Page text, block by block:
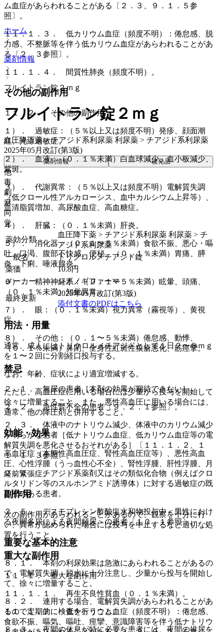
ム血症があらわれることがある〔２．３、９．１．５参
照〕。
１１．１．３． 低カリウム血症（頻度不明）：倦怠感、脱
力感、不整脈等を伴う低カリウム血症があらわれることがあ
る〔２．３参照〕。
１１．１．４． 間質性肺炎（頻度不明）。
その他の副作用
１１．２． その他の副作用
１）． 過敏症：（５％以上又は頻度不明）発疹、顔面潮
紅、光線過敏症。
２）． 血液：（０．１％未満）白血球減少、血小板減少、
紫斑。
３）． 代謝異常：（５％以上又は頻度不明）電解質失調
（低クロール性アルカローシス、血中カルシウム上昇等）、
血清脂質増加、高尿酸血症、高血糖症。
４）． 肝臓：（０．１％未満）肝炎。
５）． 消化器：（０．１〜５％未満）食欲不振、悪心・嘔
吐、口渇、腹部不快感、便秘、（０．１％未満）胃痛、膵
炎、下痢、唾液腺炎。
６）． 精神神経系：（０．１〜５％未満）眩暈、頭痛、
（０．１％未満）知覚異常。
７）． 眼：（０．１％未満）視力異常（霧視等）、黄視
症。
８）． その他：（０．１〜５％未満）倦怠感、動悸、
（０．１％未満）鼻閉、全身性紅斑性狼瘡悪化、筋痙攣。
禁忌
２．１． 無尿の患者［本剤の効果が期待できない］。
２．２． 急性腎不全の患者〔９．２．１参照〕。
２．３． 体液中のナトリウム減少、体液中のカリウム減少
が明らかな患者［低ナトリウム血症、低カリウム血症等の電
解質失調を悪化させるおそれがある］〔１１．１．２、１
１．１．３参照〕。
２．４． チアジド系薬剤又はその類似化合物（例えばクロ
ルタリドン等のスルホンアミド誘導体）に対する過敏症の既
往歴のある患者。
２．５． デスモプレシン酢酸塩水和物投与中＜男性におけ
る夜間多尿による夜間頻尿＞の患者〔１０．１参照〕。
重要な基本的注意
８．１． 本剤の利尿効果は急激にあらわれることがあるの
で、電解質失調、脱水に十分注意し、少量から投与を開始し
て、徐々に増量すること。
８．２． 連用する場合、電解質失調があらわれることがあ
るので定期的に検査を行うこと。
８．３． 夜間の休息が特に必要な患者には、夜間の排尿を
ホーム
薬剤情報
フルイトラン錠２ｍｇ
フルイトラン錠２ｍｇ
血圧降下薬 > チアジド系利尿薬 利尿薬 > チアジド系利尿薬
2025年05月改訂(第3版)
薬剤情報 後発品
他
毒
劇
麻
向
覚
薬効分類
血圧降下薬 > チアジド系利尿薬 利尿薬 > チ
アジド系利尿薬
一般名
トリクロルメチアジド錠
薬価
10.8円
メーカー
シオノギファーマ
最終更新
2025年05月改訂(第3版)
添付文書のPDFはこちら
用法・用量
通常、成人にはトリクロルメチアジドとして１日２〜８ｍｇ
を１〜２回に分割経口投与する。
なお、年齢、症状により適宜増減する。
ただし、高血圧症に用いる場合には少量から投与を開始して
徐々に増量すること。また、悪性高血圧に用いる場合には、
通常、他の降圧剤と併用すること。
効能・効果
高血圧症（本態性高血圧症、腎性高血圧症等）、悪性高血
圧、心性浮腫（うっ血性心不全）、腎性浮腫、肝性浮腫、月
経前緊張症。
副作用
次の副作用があらわれることがあるので、観察を十分に行
い、異常が認められた場合には投与を中止するなど適切な処
置を行うこと。
重大な副作用
１１．１． 重大な副作用
１１．１．１． 再生不良性貧血（０．１％未満）。
１１．１．２． 低ナトリウム血症（頻度不明）：倦怠感、
食欲不振、嘔気、嘔吐、痙攣、意識障害等を伴う低ナトリウ